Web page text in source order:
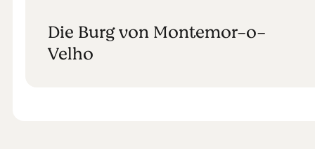
Die Burg von Montemor-o-
Velho